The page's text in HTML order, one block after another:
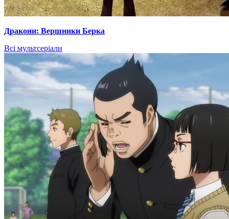
Дракони: Вершники Берка
Всі мультсеріали